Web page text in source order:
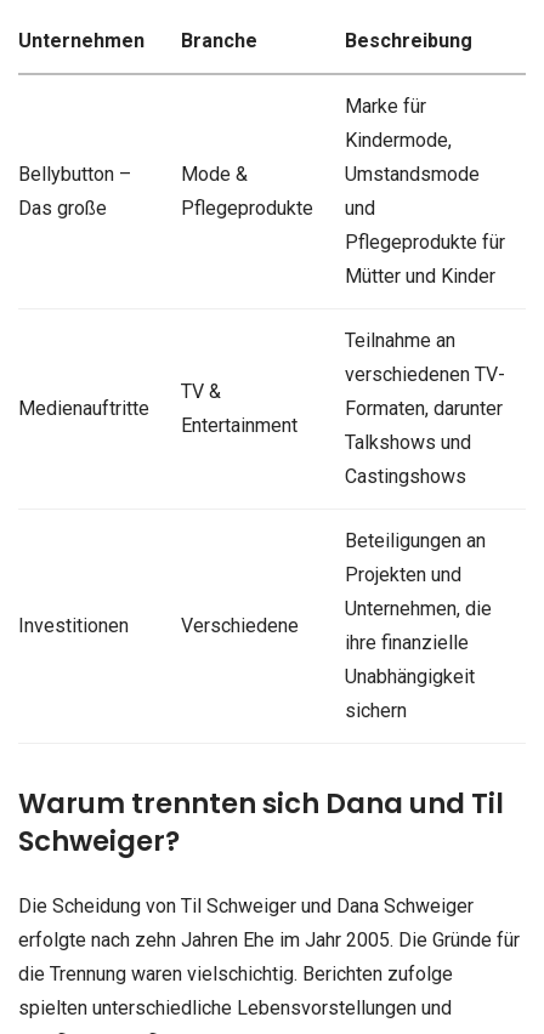
Unternehmen Branche Beschreibung
Bellybutton –
Das große
Mode &
Pflegeprodukte
Marke für
Kindermode,
Umstandsmode
und
Pflegeprodukte für
Mütter und Kinder
Medienauftritte
TV &
Entertainment
Teilnahme an
verschiedenen TV-
Formaten, darunter
Talkshows und
Castingshows
Investitionen Verschiedene
Beteiligungen an
Projekten und
Unternehmen, die
ihre finanzielle
Unabhängigkeit
sichern
Warum trennten sich Dana und Til
Schweiger?
Die Scheidung von Til Schweiger und Dana Schweiger
erfolgte nach zehn Jahren Ehe im Jahr 2005. Die Gründe für
die Trennung waren vielschichtig. Berichten zufolge
spielten unterschiedliche Lebensvorstellungen und